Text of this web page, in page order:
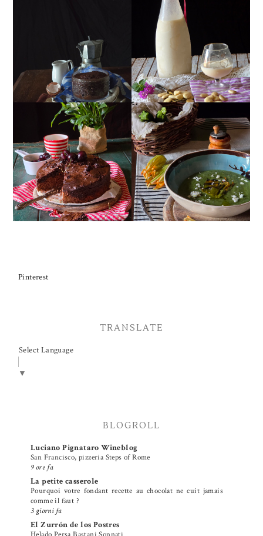
MUG CAKE AL
CIOCCOLATO
MANDORLITO
TORTA DOPPIO
CIOCCOLATO E
CILIEGIE
CREMA ESTIVA DI
ZUCCHINE CON FIORI E
FETA
Pinterest
TRANSLATE
Select Language
▼
BLOGROLL
Luciano Pignataro Wineblog
San Francisco, pizzeria Steps of Rome
9 ore fa
La petite casserole
Pourquoi votre fondant recette au chocolat ne cuit jamais
comme il faut ?
3 giorni fa
El Zurrón de los Postres